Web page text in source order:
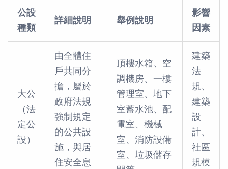
公設
種類
詳細說明 舉例說明
影響
因素
大公
（法
定公
設）
由全體住
戶共同分
擔，屬於
政府法規
強制規定
的公共設
施，與居
住安全息
頂樓水箱、空
調機房、一樓
管理室、地下
室蓄水池、配
電室、機械
室、消防設備
室、垃圾儲存
建築
法
規、
建築
設
計、
社區
規模